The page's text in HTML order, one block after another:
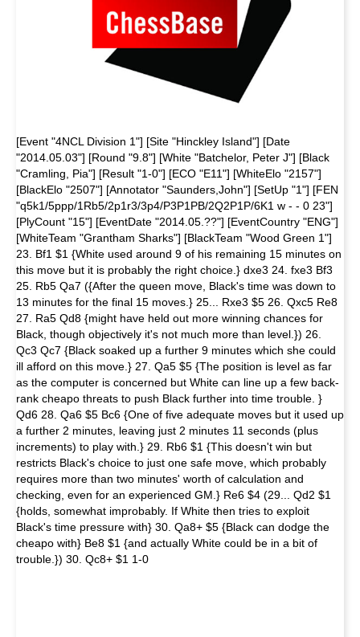
[Event "4NCL Division 1"] [Site "Hinckley Island"] [Date
"2014.05.03"] [Round "9.8"] [White "Batchelor, Peter J"] [Black
"Cramling, Pia"] [Result "1-0"] [ECO "E11"] [WhiteElo "2157"]
[BlackElo "2507"] [Annotator "Saunders,John"] [SetUp "1"] [FEN
"q5k1/5ppp/1Rb5/2p1r3/3p4/P3P1PB/2Q2P1P/6K1 w - - 0 23"]
[PlyCount "15"] [EventDate "2014.05.??"] [EventCountry "ENG"]
[WhiteTeam "Grantham Sharks"] [BlackTeam "Wood Green 1"]
23. Bf1 $1 {White used around 9 of his remaining 15 minutes on
this move but it is probably the right choice.} dxe3 24. fxe3 Bf3
25. Rb5 Qa7 ({After the queen move, Black's time was down to
13 minutes for the final 15 moves.} 25... Rxe3 $5 26. Qxc5 Re8
27. Ra5 Qd8 {might have held out more winning chances for
Black, though objectively it's not much more than level.}) 26.
Qc3 Qc7 {Black soaked up a further 9 minutes which she could
ill afford on this move.} 27. Qa5 $5 {The position is level as far
as the computer is concerned but White can line up a few back-
rank cheapo threats to push Black further into time trouble. }
Qd6 28. Qa6 $5 Bc6 {One of five adequate moves but it used up
a further 2 minutes, leaving just 2 minutes 11 seconds (plus
increments) to play with.} 29. Rb6 $1 {This doesn't win but
restricts Black's choice to just one safe move, which probably
requires more than two minutes' worth of calculation and
checking, even for an experienced GM.} Re6 $4 (29... Qd2 $1
{holds, somewhat improbably. If White then tries to exploit
Black's time pressure with} 30. Qa8+ $5 {Black can dodge the
cheapo with} Be8 $1 {and actually White could be in a bit of
trouble.}) 30. Qc8+ $1 1-0